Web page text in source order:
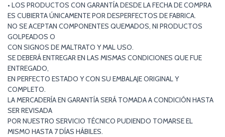
• LOS PRODUCTOS CON GARANTÍA DESDE LA FECHA DE COMPRA
ES CUBIERTA ÚNICAMENTE POR DESPERFECTOS DE FABRICA.
NO SE ACEPTAN COMPONENTES QUEMADOS, NI PRODUCTOS
GOLPEADOS O
CON SIGNOS DE MALTRATO Y MAL USO.
SE DEBERÁ ENTREGAR EN LAS MISMAS CONDICIONES QUE FUE
ENTREGADO,
EN PERFECTO ESTADO Y CON SU EMBALAJE ORIGINAL Y
COMPLETO.
LA MERCADERÍA EN GARANTÍA SERÁ TOMADA A CONDICIÓN HASTA
SER REVISADA
POR NUESTRO SERVICIO TÉCNICO PUDIENDO TOMARSE EL
MISMO HASTA 7 DÍAS HÁBILES.